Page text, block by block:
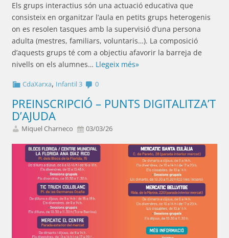
Els grups interactius són una actuació educativa que
consisteix en organitzar l’aula en petits grups heterogenis
on es resolen tasques amb la supervisió d’una persona
adulta (mestres, familiars, voluntaris…). La composició
d’aquests grups té com a objectiu afavorir la barreja de
nivells on els alumnes… Llegeix més»
CdaXarxa, Infantil 3 0
PREINSCRIPCIÓ – PUNTS DIGITALITZA’T
D’AJUDA
Miquel Charneco 03/03/26